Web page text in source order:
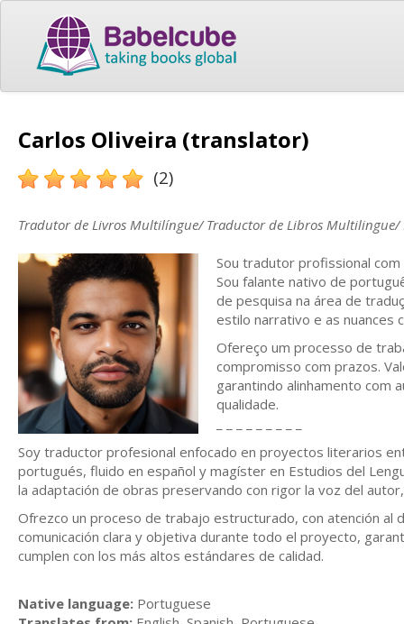
Carlos Oliveira (translator)
(2)
Tradutor de Livros Multilíngue/ Traductor de Libros
Sou tradutor profissional
Sou falante nativo de
de pesquisa na área de
estilo narrativo e as nuances
Ofereço um processo de
compromisso com prazos.
garantindo alinhamento com
qualidade.
Soy traductor profesional enfocado en proyectos literarios
portugués, fluido en español y magíster en Estudios del
la adaptación de obras preservando con rigor la voz del
Ofrezco un proceso de trabajo estructurado, con atención al
comunicación clara y objetiva durante todo el proyecto,
cumplen con los más altos estándares de calidad.
Native language: Portuguese